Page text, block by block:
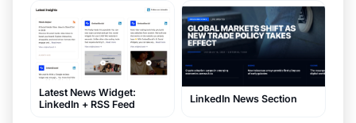
Latest News Widget:
LinkedIn + RSS Feed
LinkedIn News Section